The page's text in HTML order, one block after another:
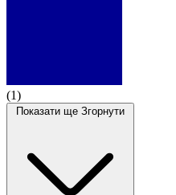
(1)
Показати ще Згорнути